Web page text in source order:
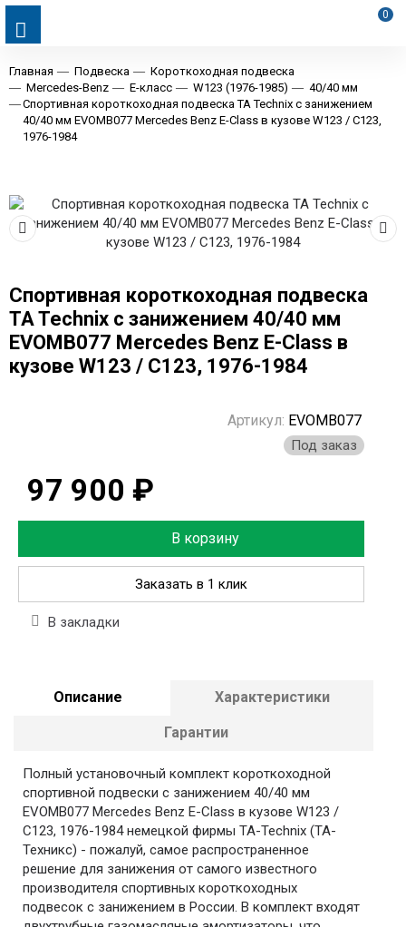
0
Главная Подвеска
Короткоходная подвеска
Mercedes-Benz
E-класс W123 (1976-1985)
40/40 мм
Спортивная короткоходная подвеска TA Technix с занижением
40/40 мм EVOMB077 Mercedes Benz E-Class в кузове W123 / C123,
1976-1984
Спортивная короткоходная подвеска
TA Technix с занижением 40/40 мм
EVOMB077 Mercedes Benz E-Class в
кузове W123 / C123, 1976-1984
Артикул: EVOMB077
Под заказ
97 900 ₽
В корзину
Заказать в 1 клик
В закладки
Описание Характеристики
Гарантии
Полный установочный комплект короткоходной
спортивной подвески с занижением 40/40 мм
EVOMB077 Mercedes Benz E-Class в кузове W123 /
C123, 1976-1984 немецкой фирмы TA-Technix (ТА-
Техникс) - пожалуй, самое распространенное
решение для занижения от самого известного
производителя спортивных короткоходных
подвесок с занижением в России. В комплект входят